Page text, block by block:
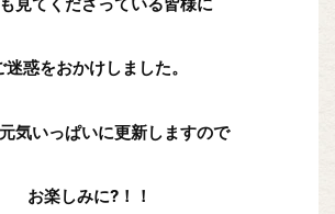
迷惑をおかけしました。
気いっぱいに更新しますので
お楽しみに?！！